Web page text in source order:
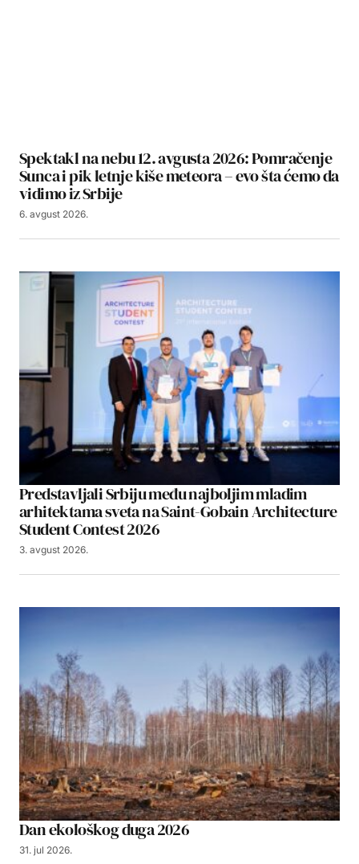
Spektakl na nebu 12. avgusta 2026: Pomračenje
Sunca i pik letnje kiše meteora – evo šta ćemo da
vidimo iz Srbije
6. avgust 2026.
Predstavljali Srbiju među najboljim mladim
arhitektama sveta na Saint-Gobain Architecture
Student Contest 2026
3. avgust 2026.
Dan ekološkog duga 2026
31. jul 2026.